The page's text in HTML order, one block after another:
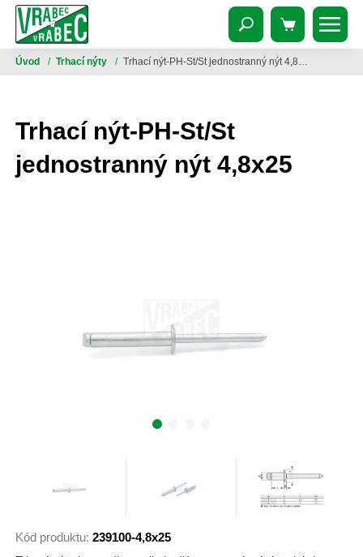
Úvod / Trhací nýty / Trhací nýt-PH-St/St jednostranný nýt 4,8x25
Trhací nýt-PH-St/St
jednostranný nýt 4,8x25
Kód produktu: 239100-4,8x25